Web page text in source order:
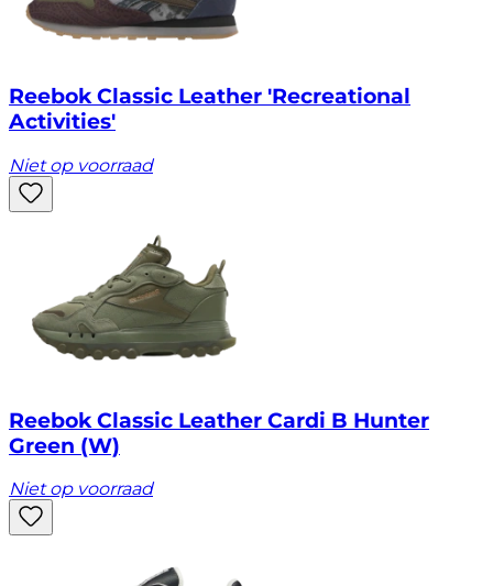
Reebok Classic Leather 'Recreational
Activities'
Niet op voorraad
Reebok Classic Leather Cardi B Hunter
Green (W)
Niet op voorraad